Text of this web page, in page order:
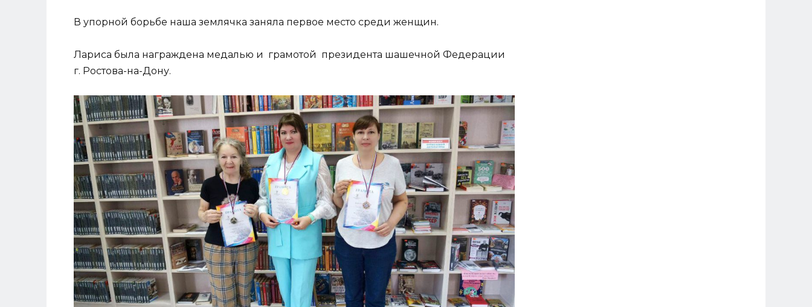
В упорной борьбе наша землячка заняла первое место среди женщин.
Лариса была награждена медалью и грамотой президента шашечной Федерации
г. Ростова-на-Дону.